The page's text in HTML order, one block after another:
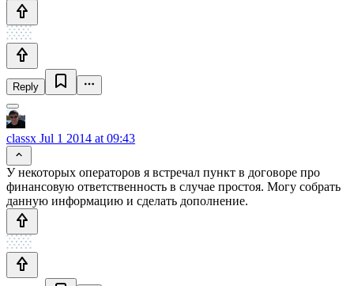
Reply
classx Jul 1 2014 at 09:43
У некоторых операторов я встречал пункт в договоре про
финансовую ответственность в случае простоя. Могу собрать
данную информацию и сделать дополнение.